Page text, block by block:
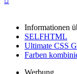
Informationen
SELFHTML
Ultimate CSS
Farben